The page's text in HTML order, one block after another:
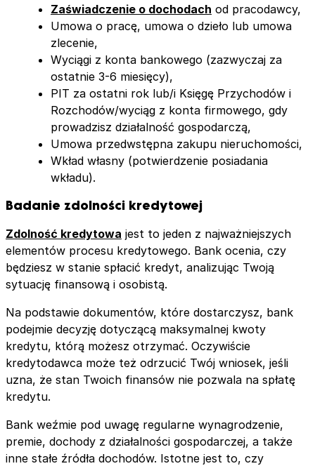
Zaświadczenie o dochodach od pracodawcy,
Umowa o pracę, umowa o dzieło lub umowa
zlecenie,
Wyciągi z konta bankowego (zazwyczaj za
ostatnie 3-6 miesięcy),
PIT za ostatni rok lub/i Księgę Przychodów i
Rozchodów/wyciąg z konta firmowego, gdy
prowadzisz działalność gospodarczą,
Umowa przedwstępna zakupu nieruchomości,
Wkład własny (potwierdzenie posiadania
wkładu).
Badanie zdolności kredytowej
Zdolność kredytowa jest to jeden z najważniejszych
elementów procesu kredytowego. Bank ocenia, czy
będziesz w stanie spłacić kredyt, analizując Twoją
sytuację finansową i osobistą.
Na podstawie dokumentów, które dostarczysz, bank
podejmie decyzję dotyczącą maksymalnej kwoty
kredytu, którą możesz otrzymać. Oczywiście
kredytodawca może też odrzucić Twój wniosek, jeśli
uzna, że stan Twoich finansów nie pozwala na spłatę
kredytu.
Bank weźmie pod uwagę regularne wynagrodzenie,
premie, dochody z działalności gospodarczej, a także
inne stałe źródła dochodów. Istotne jest to, czy